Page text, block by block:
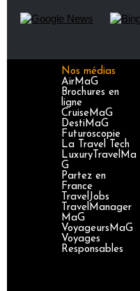
Nos médias
AirMaG
Brochures en
ligne
CruiseMaG
DestiMaG
Futuroscopie
La Travel Tech
LuxuryTravelMa
G
Partez en
France
TravelJobs
TravelManager
MaG
VoyageursMaG
Voyages
Responsables